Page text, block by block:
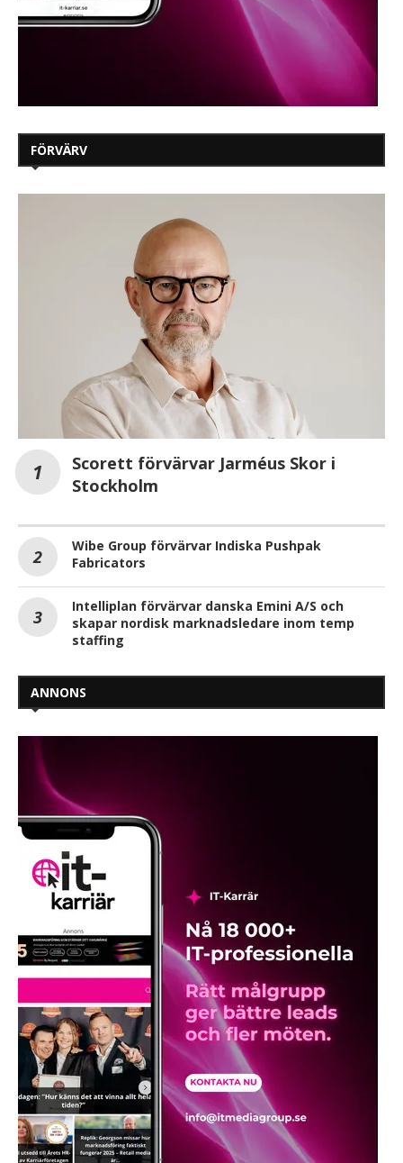
FÖRVÄRV
Scorett förvärvar Jarméus Skor i
Stockholm
Wibe Group förvärvar Indiska Pushpak
Fabricators
Intelliplan förvärvar danska Emini A/S och
skapar nordisk marknadsledare inom temp
staffing
ANNONS